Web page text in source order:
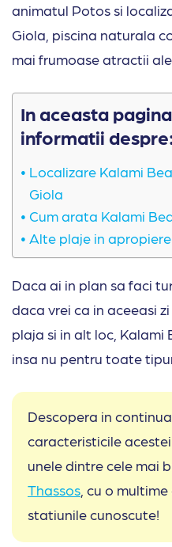
animatul Potos si
Giola, piscina naturala
mai frumoase atractii ale
In aceasta
informatii
Localizare Kalami
Giola
Cum arata Kalami
Alte plaje in
Daca ai in plan sa faci
daca vrei ca in aceeasi
plaja si in alt loc, Kalami
insa nu pentru toate
Descopera in
caracteristicile
unele dintre cele mai
Thassos , cu o
statiunile cunoscute!